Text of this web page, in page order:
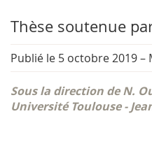
Thèse soutenue
Publié le 5 octobre 2019–
Sous la direction de N.
Université Toulouse -